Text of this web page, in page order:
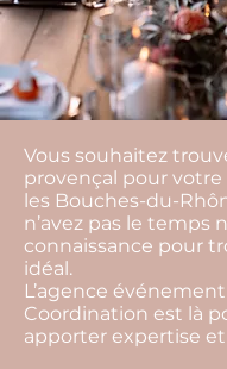
Vous souhaitez
provençal pour votre
les Bouches-du-
n’avez pas le temps
connaissance pour
idéal.
L’agence
Coordination est là
apporter expertise